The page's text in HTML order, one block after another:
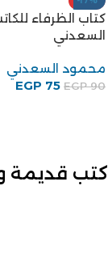
كتاب الظرفاء
السعدني
محمود السعدني
EGP90
EGP 75
كتب قديمة